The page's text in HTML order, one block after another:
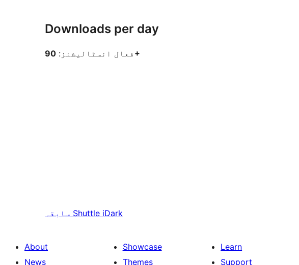
Downloads per day
فعال انسٹالیشنز: 90+
سابقہ Shuttle iDark
About
News
Showcase
Themes
Learn
Support